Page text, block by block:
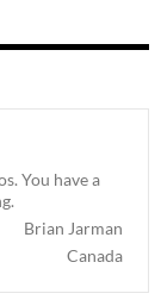
You have a
Brian Jarman
Canada